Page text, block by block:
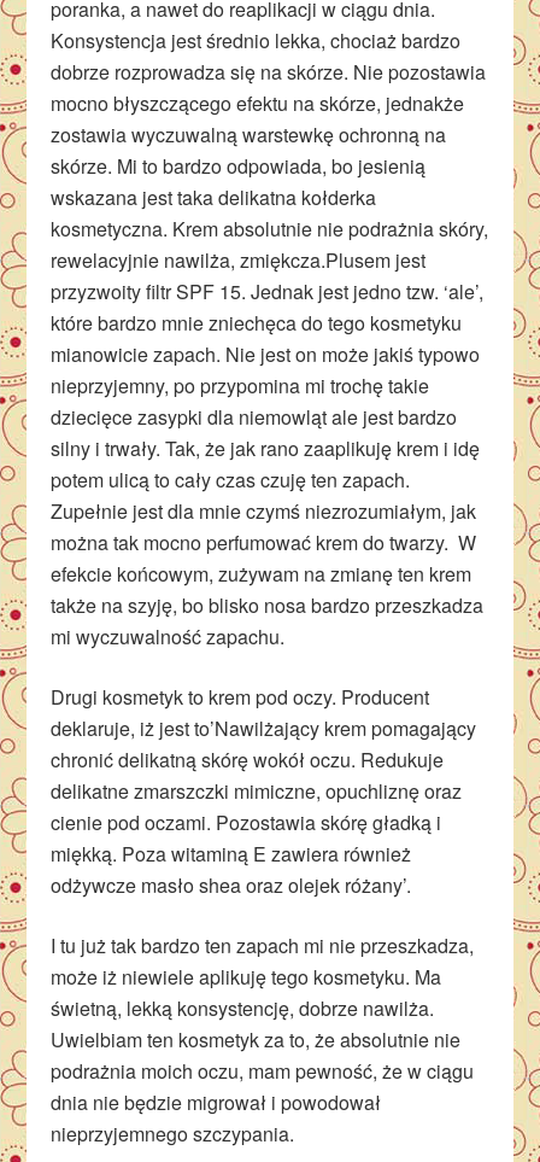
poranka, a nawet do reaplikacji w ciągu dnia.
Konsystencja jest średnio lekka, chociaż bardzo
dobrze rozprowadza się na skórze. Nie pozostawia
mocno błyszczącego efektu na skórze, jednakże
zostawia wyczuwalną warstewkę ochronną na
skórze. Mi to bardzo odpowiada, bo jesienią
wskazana jest taka delikatna kołderka
kosmetyczna. Krem absolutnie nie podrażnia skóry,
rewelacyjnie nawilża, zmiękcza.Plusem jest
przyzwoity filtr SPF 15. Jednak jest jedno tzw. ‘ale’,
które bardzo mnie zniechęca do tego kosmetyku
mianowicie zapach. Nie jest on może jakiś typowo
nieprzyjemny, po przypomina mi trochę takie
dziecięce zasypki dla niemowląt ale jest bardzo
silny i trwały. Tak, że jak rano zaaplikuję krem i idę
potem ulicą to cały czas czuję ten zapach.
Zupełnie jest dla mnie czymś niezrozumiałym, jak
można tak mocno perfumować krem do twarzy. W
efekcie końcowym, zużywam na zmianę ten krem
także na szyję, bo blisko nosa bardzo przeszkadza
mi wyczuwalność zapachu.
Drugi kosmetyk to krem pod oczy. Producent
deklaruje, iż jest to’Nawilżający krem pomagający
chronić delikatną skórę wokół oczu. Redukuje
delikatne zmarszczki mimiczne, opuchliznę oraz
cienie pod oczami. Pozostawia skórę gładką i
miękką. Poza witaminą E zawiera również
odżywcze masło shea oraz olejek różany’.
I tu już tak bardzo ten zapach mi nie przeszkadza,
może iż niewiele aplikuję tego kosmetyku. Ma
świetną, lekką konsystencję, dobrze nawilża.
Uwielbiam ten kosmetyk za to, że absolutnie nie
podrażnia moich oczu, mam pewność, że w ciągu
dnia nie będzie migrował i powodował
nieprzyjemnego szczypania.